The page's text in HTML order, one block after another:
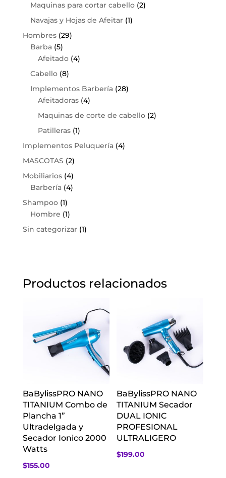
Maquinas para cortar cabello (2)
Navajas y Hojas de Afeitar (1)
Hombres (29)
Barba (5)
Afeitado (4)
Cabello (8)
Implementos Barbería (28)
Afeitadoras (4)
Maquinas de corte de cabello (2)
Patilleras (1)
Implementos Peluquería (4)
MASCOTAS (2)
Mobiliarios (4)
Barbería (4)
Shampoo (1)
Hombre (1)
Sin categorizar (1)
Productos relacionados
BaBylissPRO NANO
TITANIUM Combo de
Plancha 1”
Ultradelgada y
Secador Ionico 2000
Watts
$155.00
BaBylissPRO NANO
TITANIUM Secador
DUAL IONIC
PROFESIONAL
ULTRALIGERO
$199.00